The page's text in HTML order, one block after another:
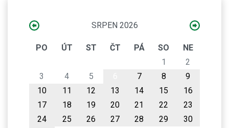
SRPEN 2026
PO ÚT ST ČT PÁ SO
NE
1
2
3
4 5 7 8
9
10
11 12 13 14 15
16
17
18 19 20 21 22
23
24
25 26 27 28 29
30